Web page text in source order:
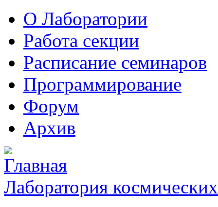
О Лаборатории
Работа секции
Расписание семинаров
Программирование
Форум
Архив
Лаборатория